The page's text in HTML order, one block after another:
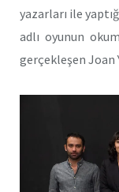
yazarları ile
adlı oyunun
gerçekleşen Joan